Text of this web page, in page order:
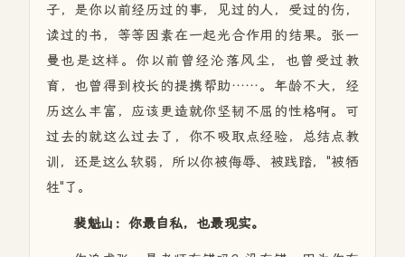
子，是你以前经历过的事，见过的人，受过的伤，
读过的书，等等因素在一起光合作用的结果。张一
曼也是这样。你以前曾经沦落风尘，也曾受过教
育，也曾得到校长的提携帮助……。年龄不大，经
历这么丰富，应该更造就你坚韧不屈的性格啊。可
过去的就这么过去了，你不吸取点经验，总结点教
训，还是这么软弱，所以你被侮辱、被践踏，"被牺
牲"了。
裴魁山：你最自私，也最现实。